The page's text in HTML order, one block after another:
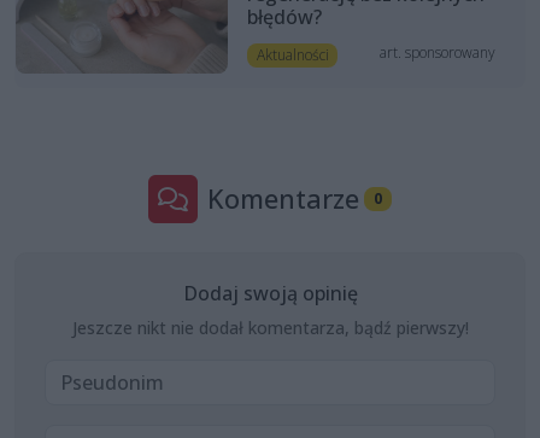
błędów?
Aktualności art. sponsorowany
Komentarze 0
Dodaj swoją opinię
Jeszcze nikt nie dodał komentarza, bądź pierwszy!